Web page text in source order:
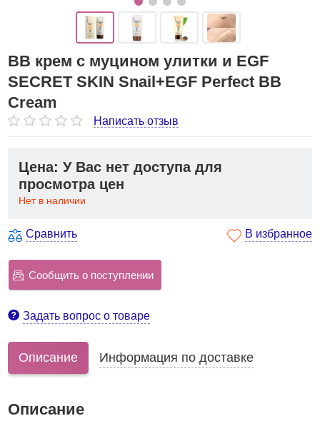
BB крем с муцином улитки и EGF
SECRET SKIN Snail+EGF Perfect BB
Cream
Написать отзыв
Цена: У Вас нет доступа для
просмотра цен
Нет в наличии
Сравнить В избранное
Сообщить о поступлении
Задать вопрос о товаре
Описание Информация по доставке
Описание